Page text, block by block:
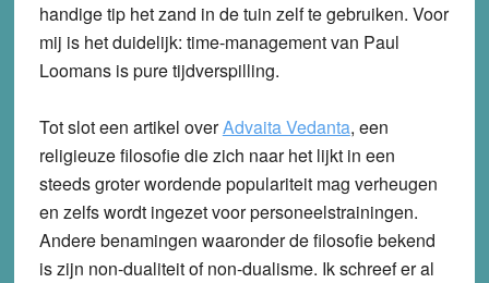
handige tip het zand in de tuin zelf te gebruiken. Voor
mij is het duidelijk: time-management van Paul
Loomans is pure tijdverspilling.
Tot slot een artikel overAdvaita Vedanta, een
religieuze filosofie die zich naar het lijkt in een
steeds groter wordende populariteit mag verheugen
en zelfs wordt ingezet voor personeelstrainingen.
Andere benamingen waaronder de filosofie bekend
is zijn non-dualiteit of non-dualisme. Ik schreef er al